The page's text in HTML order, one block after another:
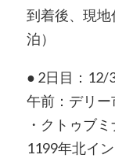
到着後、現
泊）
● 2日目：12/
午前：デリー
・クトゥブ
1199年北イ